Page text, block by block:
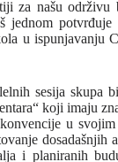
za našu održivu
jednom potvrđuje
u ispunjavanju
sesija skupa
koji imaju
u
dosadašnjih
i planiranih